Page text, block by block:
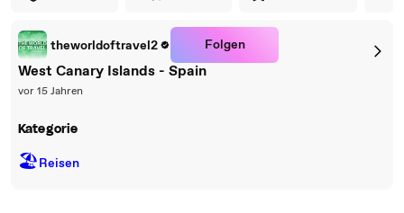
theworldoftravel2 Folgen
West Canary Islands - Spain
vor 15 Jahren
Kategorie
🏖Reisen